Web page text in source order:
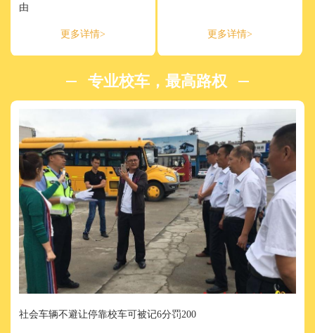
由
更多详情> 更多详情>
专业校车，最高路权
社会车辆不避让停靠校车可被记6分罚200